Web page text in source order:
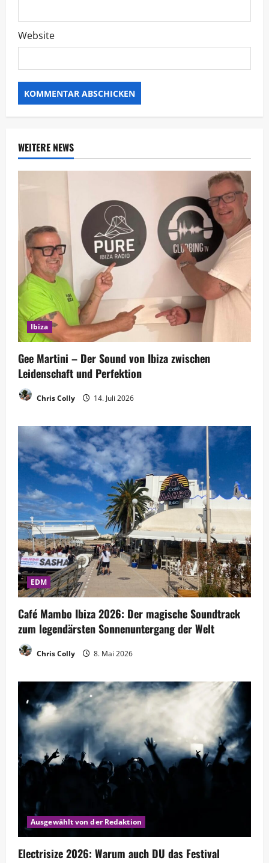
Website
WEITERE NEWS
Ibiza
Gee Martini – Der Sound von Ibiza zwischen
Leidenschaft und Perfektion
Chris Colly 14. Juli 2026
EDM
Café Mambo Ibiza 2026: Der magische Soundtrack
zum legendärsten Sonnenuntergang der Welt
Chris Colly 8. Mai 2026
Ausgewählt von der Redaktion
Electrisize 2026: Warum auch DU das Festival